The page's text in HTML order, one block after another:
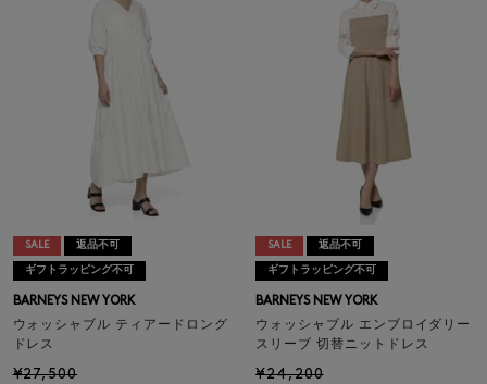
SALE 返品不可
ギフトラッピング不可
BARNEYS NEW YORK
ウォッシャブル ティアードロング
ドレス
¥27,500
SALE 返品不可
ギフトラッピング不可
BARNEYS NEW YORK
ウォッシャブル エンブロイダリー
スリーブ 切替ニットドレス
¥24,200